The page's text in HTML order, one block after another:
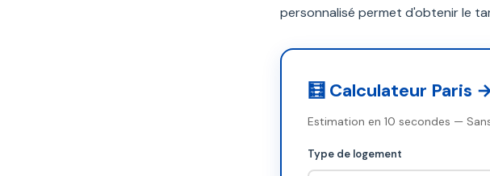
personnalisé permet d'obtenir le
🧮 Calculateur Paris
Estimation en 10 secondes —
Type de logement